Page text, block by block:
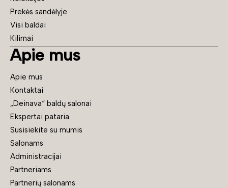
Prekės sandėlyje
Visi baldai
Kilimai
Apie mus
Apie mus
Kontaktai
„Deinava“ baldų salonai
Ekspertai pataria
Susisiekite su mumis
Salonams
Administracijai
Partneriams
Partnerių salonams